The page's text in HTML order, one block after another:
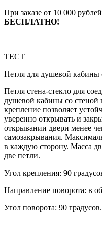
При заказе от 10 000
БЕСПЛАТНО!
ТЕСТ
Петля для душевой кабины
Петля стена-стекло для
душевой кабины со стеной
крепление позволяет
уверенно открывать и
открывании двери менее
самозакрывания.
в каждую сторону. Масса
две петли.
Угол крепления: 90
Направление поворота: в
Угол поворота: 90